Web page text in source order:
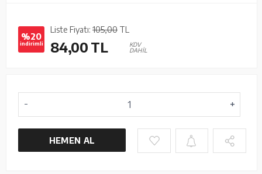
%20
indirimli
Liste Fiyatı: 105,00 TL
84,00TL
KDV
DAHİL
HEMEN AL